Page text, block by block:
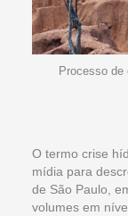
Processo de
O termo crise
mídia para
de São Paulo,
volumes em